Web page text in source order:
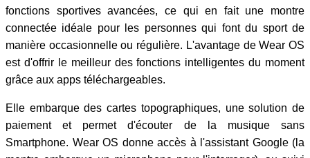
fonctions sportives avancées, ce qui en fait une montre
connectée idéale pour les personnes qui font du sport de
manière occasionnelle ou régulière. L'avantage de Wear OS
est d'offrir le meilleur des fonctions intelligentes du moment
grâce aux apps téléchargeables.
Elle embarque des cartes topographiques, une solution de
paiement et permet d'écouter de la musique sans
Smartphone. Wear OS donne accès à l'assistant Google (la